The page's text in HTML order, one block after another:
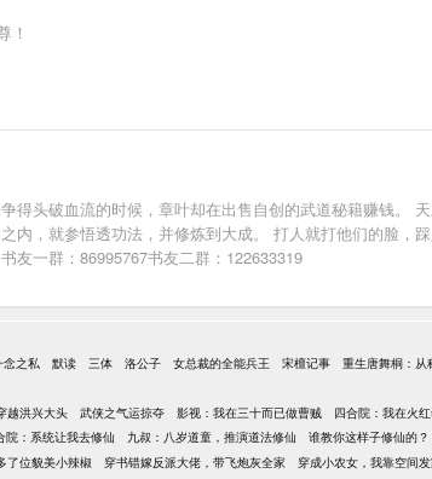
！
头破血流的时候，章叶却在出售自创的武道秘籍赚钱。
，就参悟透功法，并修炼到大成。 打人就打他们的脸，
友一群：86995767书友二群：122633319
念之私 默读 三体 洛公子 女总裁的全能兵王 宋檀记事 重生唐舞桐：从
越洪兴大头 武侠之气运掠夺 影视：我在三十而已做曹贼 四合院：我在火
院：系统让我去修仙 九叔：八岁道童，推演道法修仙 谁教你这样子修仙的？
了位貌美小辣椒 穿书错嫁反派大佬，带飞炮灰全家 穿成小农女，我靠空间